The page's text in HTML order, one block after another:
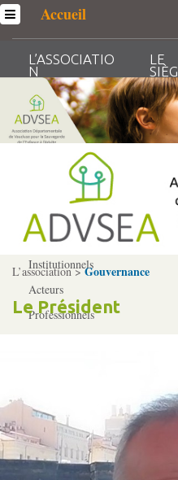
Accueil
L’association
Qui sommes-­nous ?
Généralités
Historique
Statuts et Règlement de
Nos partenaires
Institutionnels
Acteurs
Professionnels
Le siège
L’ASSOCIATIO
N
LE
RESSOURCES
HUMAINES
L’association >Gouvernance
Le Président